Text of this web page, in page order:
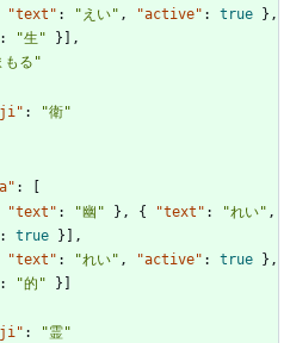
"text" : "えい" , "active" : true } ,
: "生" }
,
もる"
:
"衛"
:
"text" : "幽" } , { "text" : "れい" ,
: true }
,
"text" : "れい" , "active" : true } ,
: "的" }
:
"霊"